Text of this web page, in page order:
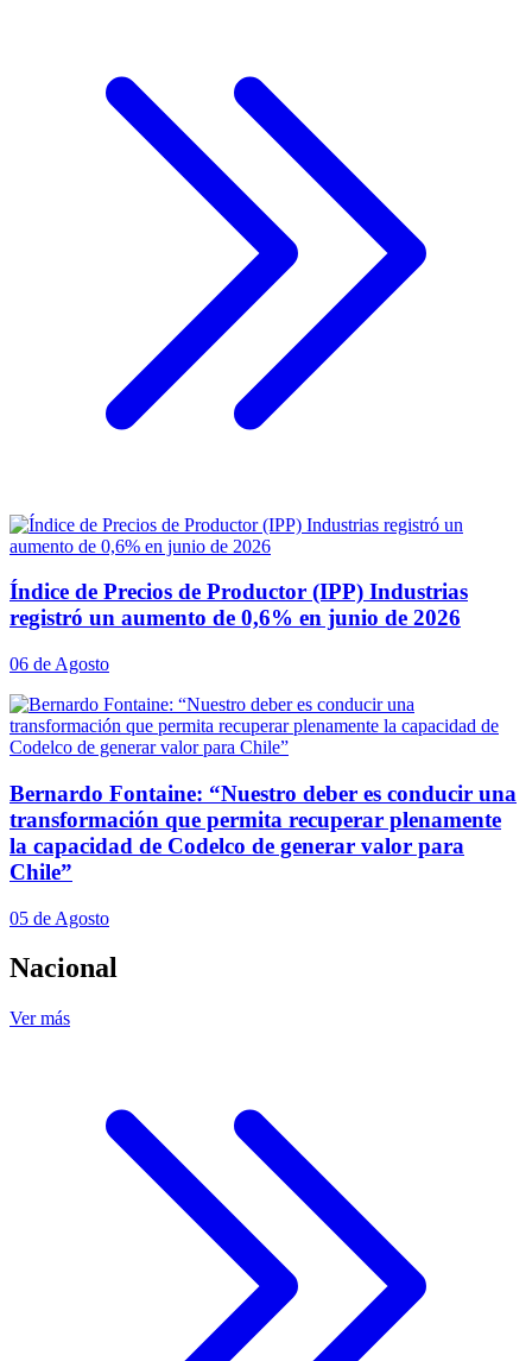
Índice de Precios de Productor (IPP) Industrias
registró un aumento de 0,6% en junio de 2026
06 de Agosto
Bernardo Fontaine: “Nuestro deber es conducir una
transformación que permita recuperar plenamente
la capacidad de Codelco de generar valor para
Chile”
05 de Agosto
Nacional
Ver más